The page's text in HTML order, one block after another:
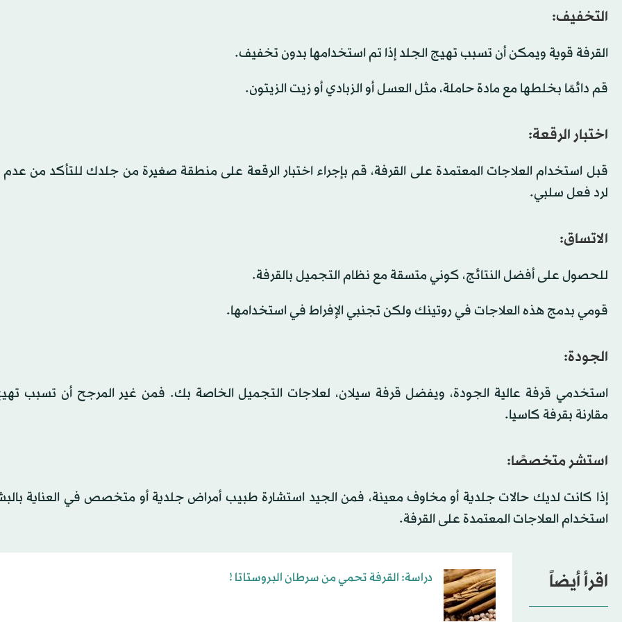
التخفيف:
القرفة قوية ويمكن أن تسبب تهيج الجلد إذا تم استخدامها بدون تخفيف.
قم دائمًا بخلطها مع مادة حاملة، مثل العسل أو الزبادي أو زيت الزيتون.
اختبار الرقعة:
قبل استخدام العلاجات المعتمدة على القرفة، قم بإجراء اختبار الرقعة على منطقة صغيرة من جلدك للتأكد من
لرد فعل سلبي.
الاتساق:
للحصول على أفضل النتائج، كوني متسقة مع نظام التجميل بالقرفة.
قومي بدمج هذه العلاجات في روتينك ولكن تجنبي الإفراط في استخدامها.
الجودة:
استخدمي قرفة عالية الجودة، ويفضل قرفة سيلان، لعلاجات التجميل الخاصة بك. فمن غير المرجح أن تسبب
مقارنة بقرفة كاسيا.
استشر متخصصًا:
إذا كانت لديك حالات جلدية أو مخاوف معينة، فمن الجيد استشارة طبيب أمراض جلدية أو متخصص في العناية
استخدام العلاجات المعتمدة على القرفة.
اقرأ أيضاً دراسة: القرفة تحمي من سرطان البروستاتا !